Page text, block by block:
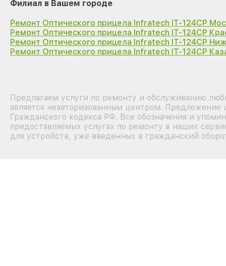
Филиал в Вашем городе
Ремонт Оптического прицела Infratech IT-124CP
Ремонт Оптического прицела Infratech IT-124CP
Ремонт Оптического прицела Infratech IT-124CP
Ремонт Оптического прицела Infratech IT-124CP
Предлагаем услуги по ремонту и обслуживанию
является неавторизованным центром.
Гражданского кодекса РФ. Все обозначения и
предоставляемых услугах по ремонту в наших
для устройств, уже введенных в гражданский